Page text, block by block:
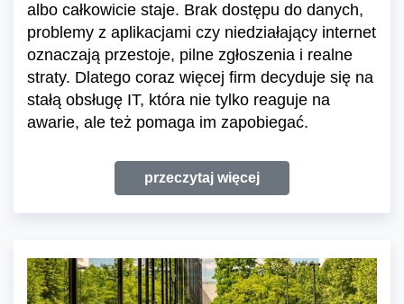
albo całkowicie staje. Brak dostępu do danych,
problemy z aplikacjami czy niedziałający internet
oznaczają przestoje, pilne zgłoszenia i realne
straty. Dlatego coraz więcej firm decyduje się na
stałą obsługę IT, która nie tylko reaguje na
awarie, ale też pomaga im zapobiegać.
przeczytaj więcej